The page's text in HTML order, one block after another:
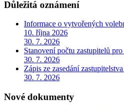
Důležitá oznámení
Informace o vytvořených
10. října 2026
30. 7. 2026
Stanovení počtu zastupitelů
30. 7. 2026
Zápis ze zasedání
30. 7. 2026
Nové dokumenty